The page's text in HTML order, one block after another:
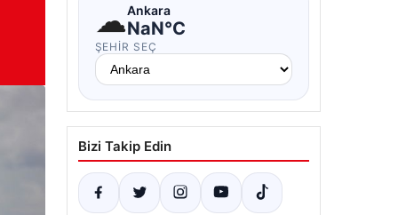
☁Ankara
NaN°C
ŞEHIR SEÇ
Bizi Takip Edin